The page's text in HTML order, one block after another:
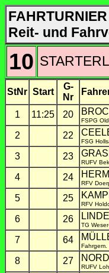
Reit- und
10
StNr Start
G-
Nr
1 11:25 20
FSPG
2 22
FSG
3 23
RUFV
4 24
RFV
5 25
RFV
6 26
TG
7 64
Fahrgem.
8 27
RUFV